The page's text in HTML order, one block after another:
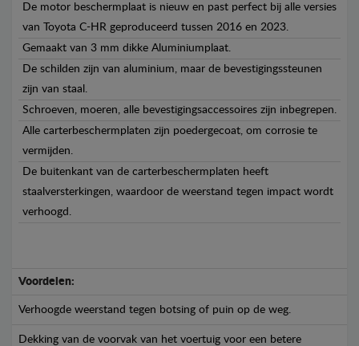
De motor beschermplaat is nieuw en past perfect bij alle versies
van Toyota C-HR geproduceerd tussen 2016 en 2023.
Gemaakt van 3 mm dikke Aluminiumplaat.
De schilden zijn van aluminium, maar de bevestigingssteunen
zijn van staal.
Schroeven, moeren, alle bevestigingsaccessoires zijn inbegrepen.
Alle carterbeschermplaten zijn poedergecoat, om corrosie te
vermijden.
De buitenkant van de carterbeschermplaten heeft
staalversterkingen, waardoor de weerstand tegen impact wordt
verhoogd.
Voordelen:
Verhoogde weerstand tegen botsing of puin op de weg.
Dekking van de voorvak van het voertuig voor een betere